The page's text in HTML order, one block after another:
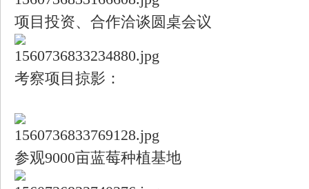
项目投资、合作洽谈圆桌会议
考察项目掠影：
参观9000亩蓝莓种植基地